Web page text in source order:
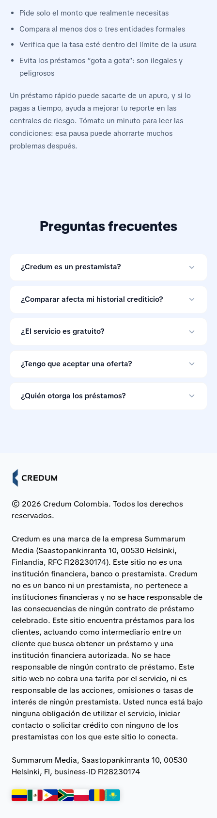
Pide solo el monto que realmente necesitas
Compara al menos dos o tres entidades formales
Verifica que la tasa esté dentro del límite de la usura
Evita los préstamos “gota a gota”: son ilegales y
peligrosos
Un préstamo rápido puede sacarte de un apuro, y si lo
pagas a tiempo, ayuda a mejorar tu reporte en las
centrales de riesgo. Tómate un minuto para leer las
condiciones: esa pausa puede ahorrarte muchos
problemas después.
Preguntas frecuentes
¿Credum es un prestamista?
préstamos en línea y no otorga créditos.
¿Comparar afecta mi historial crediticio?
crediticio.
¿El servicio es gratuito?
ofertas de préstamos.
¿Tengo que aceptar una oferta?
que puedes ignorarlas si las condiciones no te
¿Quién otorga los préstamos?
© 2026 Credum Colombia. Todos los derechos
reservados.
Credum es una marca de la empresa Summarum
Media (Saastopankinranta 10, 00530 Helsinki,
Finlandia, RFC FI28230174). Este sitio no es una
institución financiera, banco o prestamista. Credum
no es un banco ni un prestamista, no pertenece a
instituciones financieras y no se hace responsable de
las consecuencias de ningún contrato de préstamo
celebrado. Este sitio encuentra préstamos para los
clientes, actuando como intermediario entre un
cliente que busca obtener un préstamo y una
institución financiera autorizada. No se hace
responsable de ningún contrato de préstamo. Este
sitio web no cobra una tarifa por el servicio, ni es
responsable de las acciones, omisiones o tasas de
interés de ningún prestamista. Usted nunca está bajo
ninguna obligación de utilizar el servicio, iniciar
contacto o solicitar crédito con ninguno de los
prestamistas con los que este sitio lo conecta.
Summarum Media, Saastopankinranta 10, 00530
Helsinki, FI, business-ID FI28230174